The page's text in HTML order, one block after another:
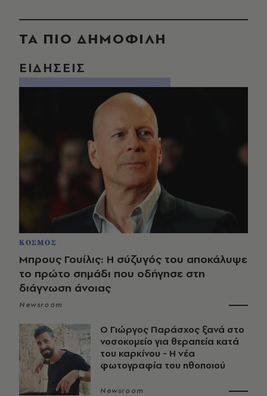
ΤΑ ΠΙΟ ΔΗΜΟΦΙΛΗ
ΕΙΔΗΣΕΙΣ
ΚΟΣΜΟΣ
Μπρους Γουίλις: Η σύζυγός του αποκάλυψε
το πρώτο σημάδι που οδήγησε στη
διάγνωση άνοιας
Newsroom
O Γιώργος Παράσχος ξανά στο
νοσοκομείο για θεραπεία κατά
του καρκίνου - Η νέα
φωτογραφία του ηθοποιού
Newsroom